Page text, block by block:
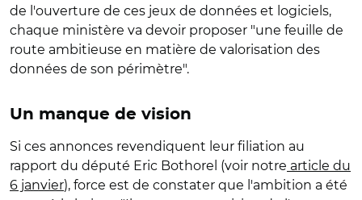
de l'ouverture de ces jeux de données et logiciels,
chaque ministère va devoir proposer "une feuille de
route ambitieuse en matière de valorisation des
données de son périmètre".
Un manque de vision
Si ces annonces revendiquent leur filiation au
rapport du député Eric Bothorel (voir notre article du
6 janvier), force est de constater que l'ambition a été